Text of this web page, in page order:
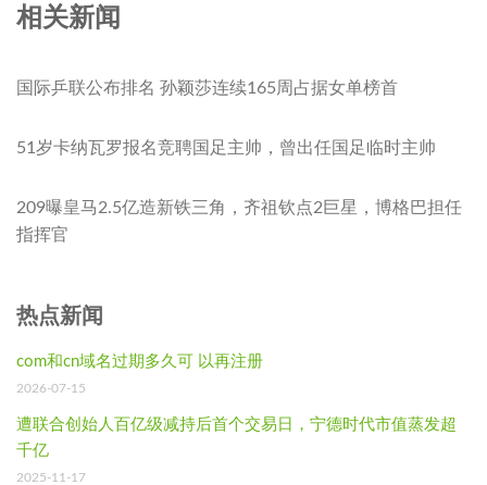
相关新闻
国际乒联公布排名 孙颖莎连续165周占据女单榜首
51岁卡纳瓦罗报名竞聘国足主帅，曾出任国足临时主帅
209曝皇马2.5亿造新铁三角，齐祖钦点2巨星，博格巴担任
指挥官
热点新闻
com和cn域名过期多久可 以再注册
2026-07-15
遭联合创始人百亿级减持后首个交易日，宁德时代市值蒸发超
千亿
2025-11-17